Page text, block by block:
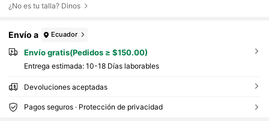
¿No es tu talla? Dinos
Envío a Ecuador
Envío gratis(Pedidos ≥ $150.00)
Entrega estimada: 10-18 Días laborables
Devoluciones aceptadas
Pagos seguros · Protección de privacidad